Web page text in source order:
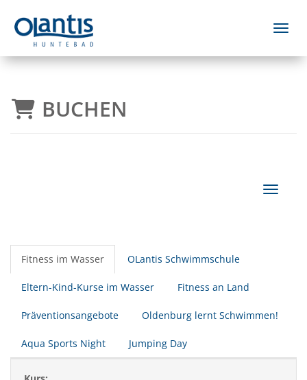
BUCHEN
Fitness im Wasser OLantis Schwimmschule
Eltern-Kind-Kurse im Wasser Fitness an Land
Präventionsangebote Oldenburg lernt Schwimmen!
Aqua Sports Night Jumping Day